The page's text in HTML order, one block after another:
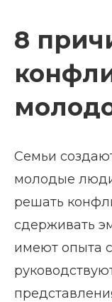
8
Семьи
молодые
решать
сдерживать
имеют опыта